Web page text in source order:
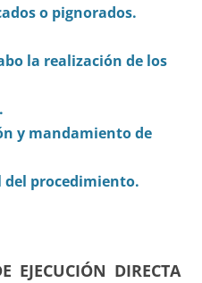
o pignorados.
la realización de los
y mandamiento de
procedimiento.
EJECUCIÓN DIRECTA